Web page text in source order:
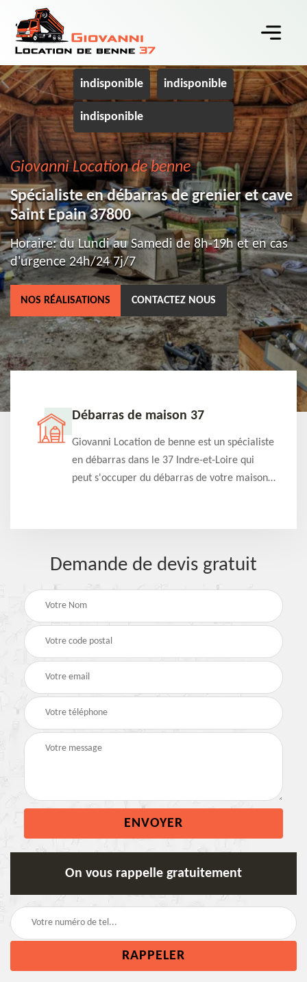
indisponible indisponible
indisponible
Giovanni Location de benne
Spécialiste en débarras de grenier et cave
Saint Epain 37800
Horaire: du Lundi au Samedi de 8h-19h et en cas
d'urgence 24h/24 7j/7
NOS RÉALISATIONS CONTACTEZ NOUS
Débarras de maison 37
Giovanni Location de benne est un spécialiste
en débarras dans le 37 Indre-et-Loire qui
peut s'occuper du débarras de votre maison
Demande de devis gratuit
On vous rappelle gratuitement